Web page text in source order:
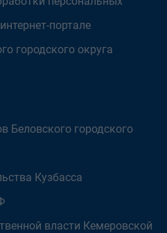
портале
городского округа
Беловского городского
Кузбасса
власти Кемеровской